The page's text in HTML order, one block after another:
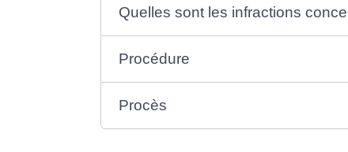
Quelles sont les infractions
Procédure
Procès